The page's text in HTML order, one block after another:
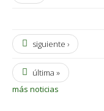
siguiente ›
última »
más noticias